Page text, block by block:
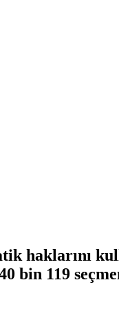
haklarını
bin 119